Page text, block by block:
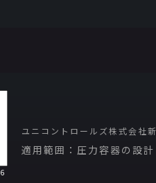
ユニコントロールズ株式会社
適用範囲：圧力容器の設